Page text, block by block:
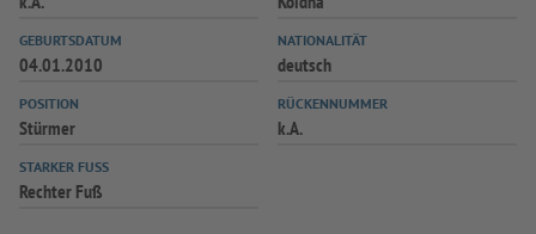
SPIELPLUS
GEBURTSDATUM
04.01.2010
NATIONALITÄT
deutsch
POSITION
Stürmer
RÜCKENNUMMER
k.A.
STARKER FUSS
Rechter Fuß